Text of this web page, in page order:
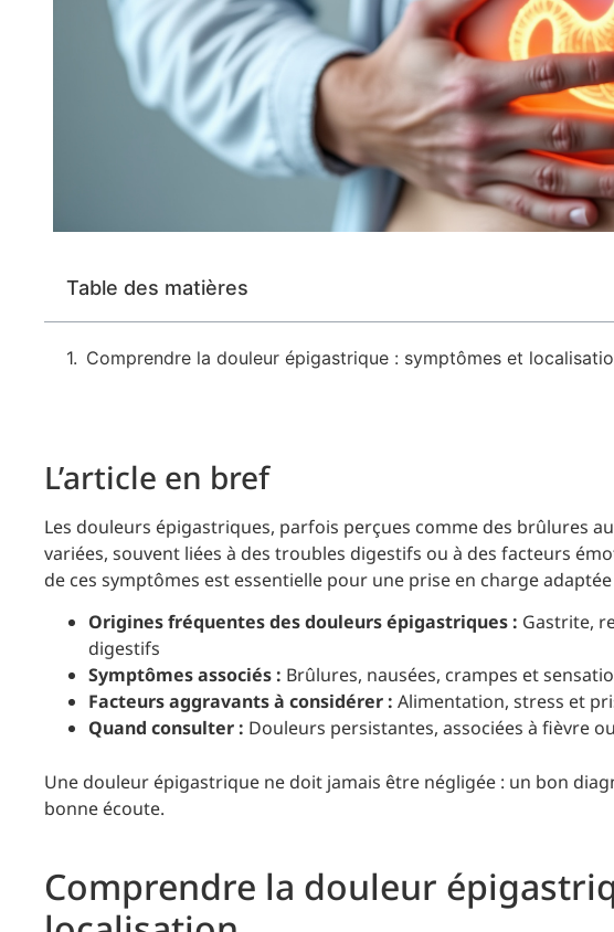
Table des matières
Comprendre la douleur épigastrique : symptômes et
L’article en bref
Les douleurs épigastriques, parfois perçues comme des brûlures
variées, souvent liées à des troubles digestifs ou à des facteurs
de ces symptômes est essentielle pour une prise en charge
Origines fréquentes des douleurs épigastriques : Gastrite,
digestifs
Symptômes associés : Brûlures, nausées, crampes et
Facteurs aggravants à considérer : Alimentation, stress et
Quand consulter : Douleurs persistantes, associées à fièvre
Une douleur épigastrique ne doit jamais être négligée : un bon
bonne écoute.
Comprendre la douleur